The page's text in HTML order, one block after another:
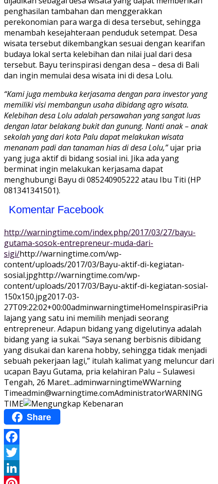
penghasilan tambahan dan menggerakkan
perekonomian para warga di desa tersebut, sehingga
menambah kesejahteraan penduduk setempat. Desa
wisata tersebut dikembangkan sesuai dengan kearifan
budaya lokal serta kelebihan dan nilai jual dari desa
tersebut. Bayu terinspirasi dengan desa – desa di Bali
dan ingin memulai desa wisata ini di desa Lolu.
“Kami juga membuka kerjasama dengan para investor yang
memiliki visi membangun usaha dibidang agro wisata.
Kelebihan desa Lolu adalah persawahan yang sangat luas
dengan latar belakang bukit dan gunung. Nanti anak – anak
sekolah yang dari kota Palu dapat melakukan wisata
menanam padi dan tanaman hias di desa Lolu,”ujar pria
yang juga aktif di bidang sosial ini. Jika ada yang
berminat ingin melakukan kerjasama dapat
menghubungi Bayu di 085240905222 atau Ibu Titi (HP
081341341501).
Komentar Facebook
http://warningtime.com/index.php/2017/03/27/bayu-
gutama-sosok-entrepreneur-muda-dari-
sigi/http://warningtime.com/wp-
content/uploads/2017/03/Bayu-aktif-di-kegiatan-
sosial.jpghttp://warningtime.com/wp-
content/uploads/2017/03/Bayu-aktif-di-kegiatan-sosial-
150x150.jpg2017-03-
27T09:22:02+00:00adminwarningtimeHomeInspirasiPria
lajang yang satu ini memilih menjadi seorang
entrepreneur. Adapun bidang yang digelutinya adalah
bidang yang ia sukai. “Saya senang berbisnis dibidang
yang disukai dan karena hobby, sehingga tidak menjadi
sebuah pekerjaan lagi,” itulah kalimat yang meluncur dari
ucapan Bayu Gutama, pria kelahiran Palu – Sulawesi
Tengah, 26 Maret...adminwarningtimeWWarning
Timeadmin@warningtime.comAdministratorWARNING
TIME
Share
Facebook
Twitter